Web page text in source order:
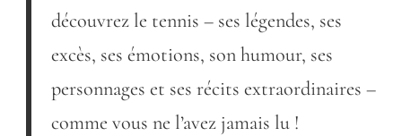
découvrez le tennis – ses légendes, ses
excès, ses émotions, son humour, ses
personnages et ses récits extraordinaires –
comme vous ne l’avez jamais lu !